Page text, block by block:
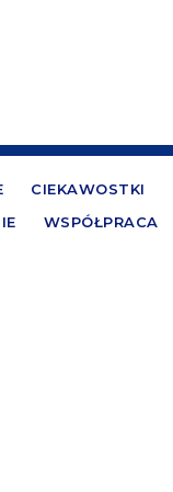
CIEKAWOSTKI
WSPÓŁPRACA